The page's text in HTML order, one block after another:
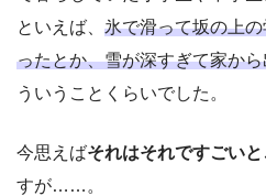
といえば、 氷で滑って坂の上
ったとか、雪が深すぎて家か
ういうことくらいでした。
今思えばそれはそれですごい
すが……。